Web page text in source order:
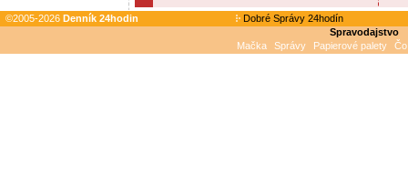
©2005-2026 Denník 24hodin
Dobré Správy 24hodín
Spravodajstvo
Mačka
Správy Papierové palety